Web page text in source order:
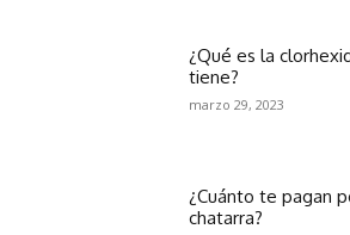
¿Qué es la
tiene?
marzo 29, 2023
¿Cuánto te pagan
chatarra?